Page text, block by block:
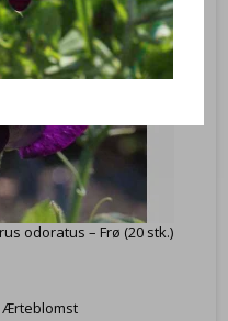
odoratus – Frø (20 stk.)
Ærteblomst